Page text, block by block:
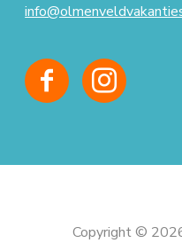
Copyright ©